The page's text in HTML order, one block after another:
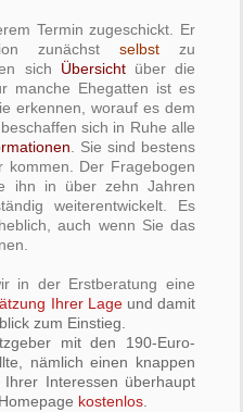
Termin zugeschickt. Er
zunächst selbstzu
sich Übersichtüber die
manche Ehegatten ist es
erkennen, worauf es dem
sich in Ruhe alle
. Sie sind bestens
kommen. Der Fragebogen
ihn in über zehn Jahren
weiterentwickelt. Es
auch wenn Sie das
in der Erstberatung eine
Ihrer Lage und damit
zum Einstieg.
mit den 190-Euro-
nämlich einen knappen
Interessen überhaupt
kostenlos